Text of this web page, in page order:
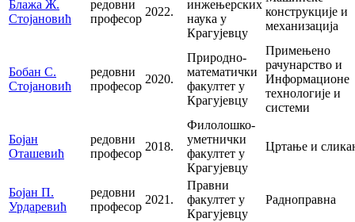
Блажа Ж.
Стојановић
редовни
професор
2022.
инжењерских
наука у
Крагујевцу
конструкције и
механизација
Бобан С.
Стојановић
редовни
професор
2020.
Природно-
математички
факултет у
Крагујевцу
Примењено
рачунарство и
Информационе
технологије и
системи
Бојан
Оташевић
редовни
професор
2018.
Филолошко-
уметнички
факултет у
Крагујевцу
Цртање и
Бојан П.
Урдаревић
редовни
професор
2021.
Правни
факултет у
Крагујевцу
Радноправна